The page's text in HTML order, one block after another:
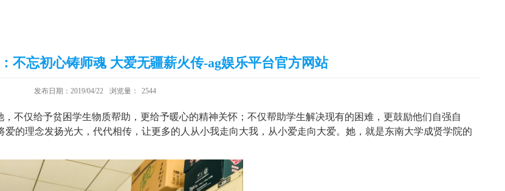
不忘初心铸师魂 大爱无疆薪火传-ag娱乐平台官方网站
发布日期：2019/04/22 浏览量： 2544
不仅给予贫困学生物质帮助，更给予暖心的精神关怀；不仅帮助学生解决现有的困难，更鼓励他们自强自
的理念发扬光大，代代相传，让更多的人从小我走向大我，从小爱走向大爱。她，就是东南大学成贤学院的